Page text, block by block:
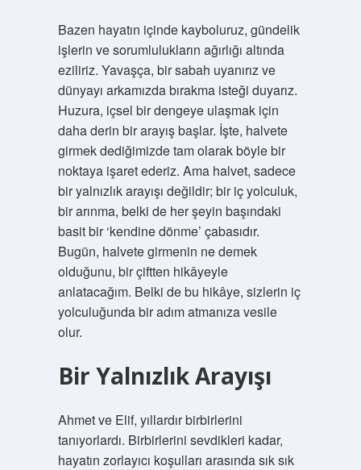
Bazen hayatın içinde kayboluruz, gündelik
işlerin ve sorumlulukların ağırlığı altında
eziliriz. Yavaşça, bir sabah uyanırız ve
dünyayı arkamızda bırakma isteği duyarız.
Huzura, içsel bir dengeye ulaşmak için
daha derin bir arayış başlar. İşte, halvete
girmek dediğimizde tam olarak böyle bir
noktaya işaret ederiz. Ama halvet, sadece
bir yalnızlık arayışı değildir; bir iç yolculuk,
bir arınma, belki de her şeyin başındaki
basit bir ‘kendine dönme’ çabasıdır.
Bugün, halvete girmenin ne demek
olduğunu, bir çiftten hikâyeyle
anlatacağım. Belki de bu hikâye, sizlerin iç
yolculuğunda bir adım atmanıza vesile
olur.
Bir Yalnızlık Arayışı
Ahmet ve Elif, yıllardır birbirlerini
tanıyorlardı. Birbirlerini sevdikleri kadar,
hayatın zorlayıcı koşulları arasında sık sık